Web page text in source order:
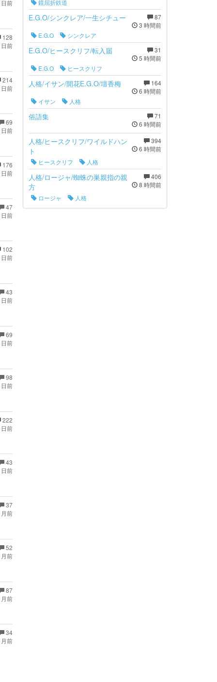
前
128
前
214
前
69
前
176
前
47
前
102
前
43
前
69
前
98
前
222
前
43
前
37
前
52
前
87
前
34
前
鏡屈折鉄道
87
3 時間前
E.G.O/シンクレア/一生シチュー
E.G.O
シンクレア
31
5 時間前
E.G.O/ヒースクリフ/転入届
E.G.O
ヒースクリフ
164
6 時間前
人格/イサン/開花E.G.O/壇香梅
イサン
人格
71
6 時間前
俗語集
394
6 時間前
人格/ヒースクリフ/ワイルドハン
ト
ヒースクリフ
人格
406
8 時間前
人格/ロージャ/蜘蛛の巣親指の親
方
ロージャ 人格